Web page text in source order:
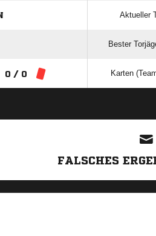
Aktueller
Bester
0 / 0 Karten
FALSCHES